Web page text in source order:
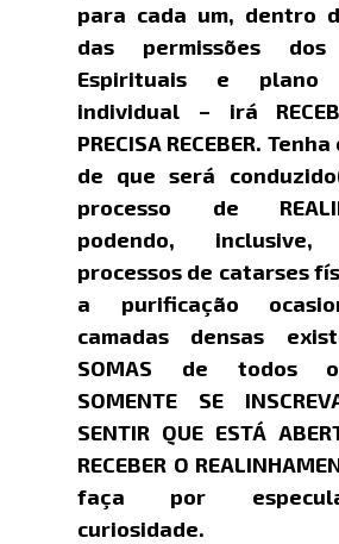
para cada um, dentro
das permissões dos
Espirituais e
individual – irá
PRECISA RECEBER.
de que será
processo de
podendo, inclusive,
processos de catarses
a purificação
camadas densas
SOMAS de todos
SOMENTE SE
SENTIR QUE ESTÁ
RECEBER O
faça por
curiosidade.